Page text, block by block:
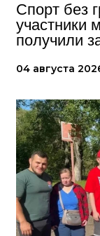
Спорт без
участники
получили
04 августа